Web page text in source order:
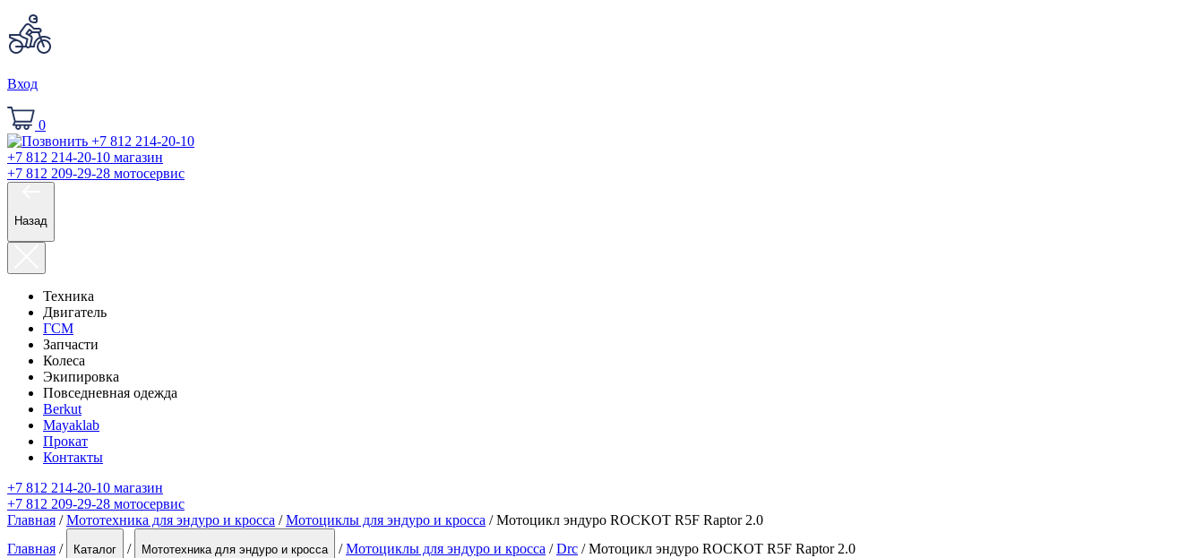
Вход
0
+7 812 214-20-10 магазин
+7 812 209-29-28 мотосервис
Назад
Техника
Двигатель
ГСМ
Запчасти
Колеса
Экипировка
Повседневная одежда
Berkut
Mayaklab
Прокат
Контакты
+7 812 214-20-10 магазин
+7 812 209-29-28 мотосервис
Главная /Мототехника для эндуро и кросса /Мотоциклы для эндуро и кросса / Мотоцикл эндуро ROCKOT R5F Raptor 2.0
Главная / Каталог / Мототехника для эндуро и кросса / Мотоциклы для эндуро и кросса / Drc / Мотоцикл эндуро ROCKOT R5F Raptor 2.0